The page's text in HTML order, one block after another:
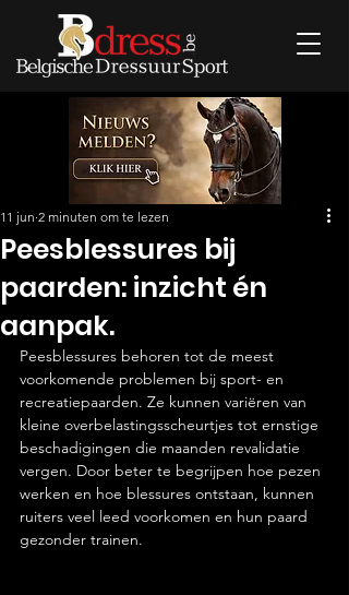
Peesblessures bij
paarden: inzicht én
aanpak.
11 jun 2 minuten om te lezen
Peesblessures behoren tot de meest
voorkomende problemen bij sport- en
recreatiepaarden. Ze kunnen variëren van
kleine overbelastingsscheurtjes tot ernstige
beschadigingen die maanden revalidatie
vergen. Door beter te begrijpen hoe pezen
werken en hoe blessures ontstaan, kunnen
ruiters veel leed voorkomen en hun paard
gezonder trainen.